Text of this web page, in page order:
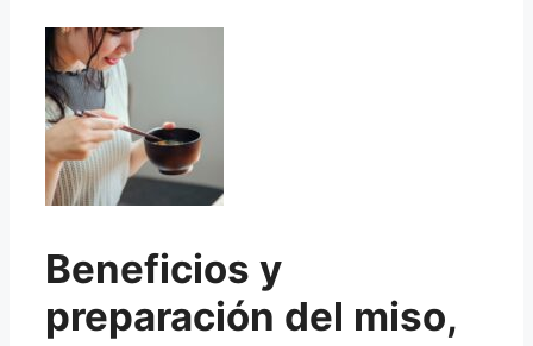
Beneficios y
preparación del miso,